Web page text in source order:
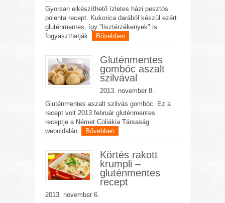
Gyorsan elkészíthető ízletes házi pesztós
polenta recept. Kukorica darából készül ezért
gluténmentes, így "lisztérzékenyek" is
fogyaszthatják.
Bővebben
Gluténmentes
gombóc aszalt
szilvával
2013. november 8.
Gluténmentes aszalt szilvás gombóc. Ez a
recept volt 2013 február gluténmentes
receptje a Német Cöliákia Társaság
weboldalán.
Bővebben
Körtés rakott
krumpli –
gluténmentes
recept
2013. november 6.